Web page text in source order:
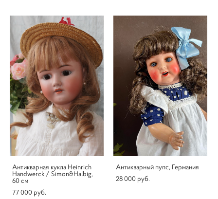
Антикварная кукла Heinrich
Handwerck / Simon&Halbig,
60 см
77 000 pуб.
Антикварный пупс, Германия
28 000 pуб.